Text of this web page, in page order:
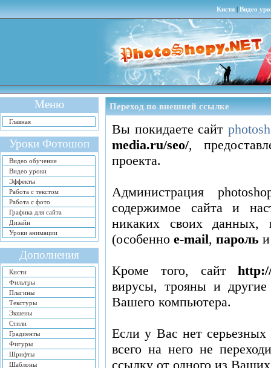
Кисти| Видео
Меню
Главная
Уроки Фотошоп
Видео обучение
Видео уроки
Эффекты
Работа с текстом
Работа с фото
Графика для сайта
Дизайн
Уроки анимации
Дополнения
Кисти
Фильтры
Плагины
Текстуры
Экшены
Стили
Градиенты
Фигуры
Шрифты
Шаблоны
Переход по внешней ссылке
Вы покидаете сайт
media.ru/seo/,
проекта.
Администрация
содержимое сайтаи
никаких своих данных,
(особенноe-mail,пароль
Кроме того, сайт
вирусы, трояны и
Вашего компьютера.
Если у Вас нет серьезных
всего на него не
ссылку от одного из